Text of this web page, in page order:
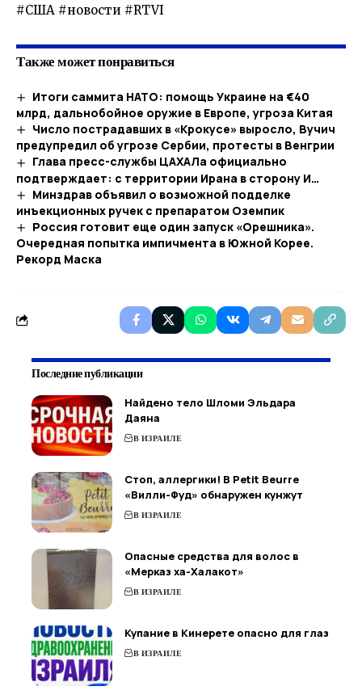
#США #новости #RTVI
Также может понравиться
Итоги саммита НАТО: помощь Украине на €40
млрд, дальнобойное оружие в Европе, угроза Китая
Число пострадавших в «Крокусе» выросло, Вучич
предупредил об угрозе Сербии, протесты в Венгрии
Глава пресс-службы ЦАХАЛа официально
подтверждает: с территории Ирана в сторону И…
Минздрав объявил о возможной подделке
инъекционных ручек с препаратом Оземпик
Россия готовит еще один запуск «Орешника».
Очередная попытка импичмента в Южной Корее.
Рекорд Маска
Последние публикации
Найдено тело Шломи Эльдара
Даяна
В ИЗРАИЛЕ
Стоп, аллергики! В Petit Beurre
«Вилли-Фуд» обнаружен кунжут
В ИЗРАИЛЕ
Опасные средства для волос в
«Мерказ ха-Халакот»
В ИЗРАИЛЕ
Купание в Кинерете опасно для глаз
В ИЗРАИЛЕ